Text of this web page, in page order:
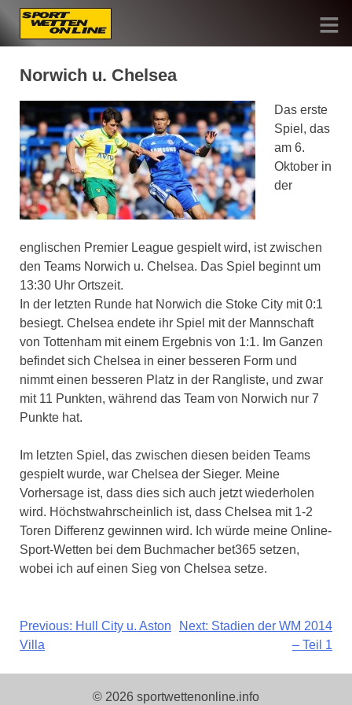
Skip
content
Sportwetten Online
Norwich u. Chelsea
Das erste
Spiel, das
am 6.
Oktober in
der
englischen Premier League gespielt wird, ist zwischen
den Teams Norwich u. Chelsea. Das Spiel beginnt um
13:30 Uhr Ortszeit.
In der letzten Runde hat Norwich die Stoke City mit 0:1
besiegt. Chelsea endete ihr Spiel mit der Mannschaft
von Tottenham mit einem Ergebnis von 1:1. Im Ganzen
befindet sich Chelsea in einer besseren Form und
nimmt einen besseren Platz in der Rangliste, und zwar
mit 11 Punkten, während das Team von Norwich nur 7
Punkte hat.
Im letzten Spiel, das zwischen diesen beiden Teams
gespielt wurde, war Chelsea der Sieger. Meine
Vorhersage ist, dass dies sich auch jetzt wiederholen
wird. Höchstwahrscheinlich ist, dass Chelsea mit 1-2
Toren Differenz gewinnen wird. Ich würde meine Online-
Sport-Wetten bei dem Buchmacher bet365 setzen,
wobei ich auf einen Sieg von Chelsea setze.
Beitragsnavigation
Previous: Hull City u. Aston
Villa
Next: Stadien der WM 2014
– Teil 1
© 2026 sportwettenonline.info